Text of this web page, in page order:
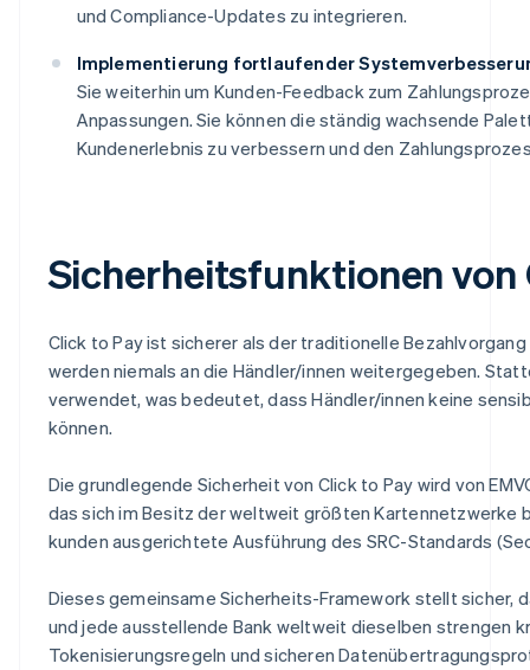
und Compliance-Updates zu integrieren.
Implementierung fortlaufender
Sie weiterhin um Kunden-Feedback zum
Anpassungen. Sie können die ständig wachsende
Kundenerlebnis zu verbessern und den
Sicherheitsfunktionen von
Click to Pay ist sicherer als der traditionelle
werden niemals an die Händler/innen weitergegeben.
verwendet, was bedeutet, dass Händler/innen keine
können.
Die grundlegende Sicherheit von Click to Pay wird von
das sich im Besitz der weltweit größten Kartennetzwerke
kunden ausgerichtete Ausführung des SRC-Standards
Dieses gemeinsame Sicherheits-Framework stellt sicher,
und jede ausstellende Bank weltweit dieselben strengen
Tokenisierungsregeln und sicheren